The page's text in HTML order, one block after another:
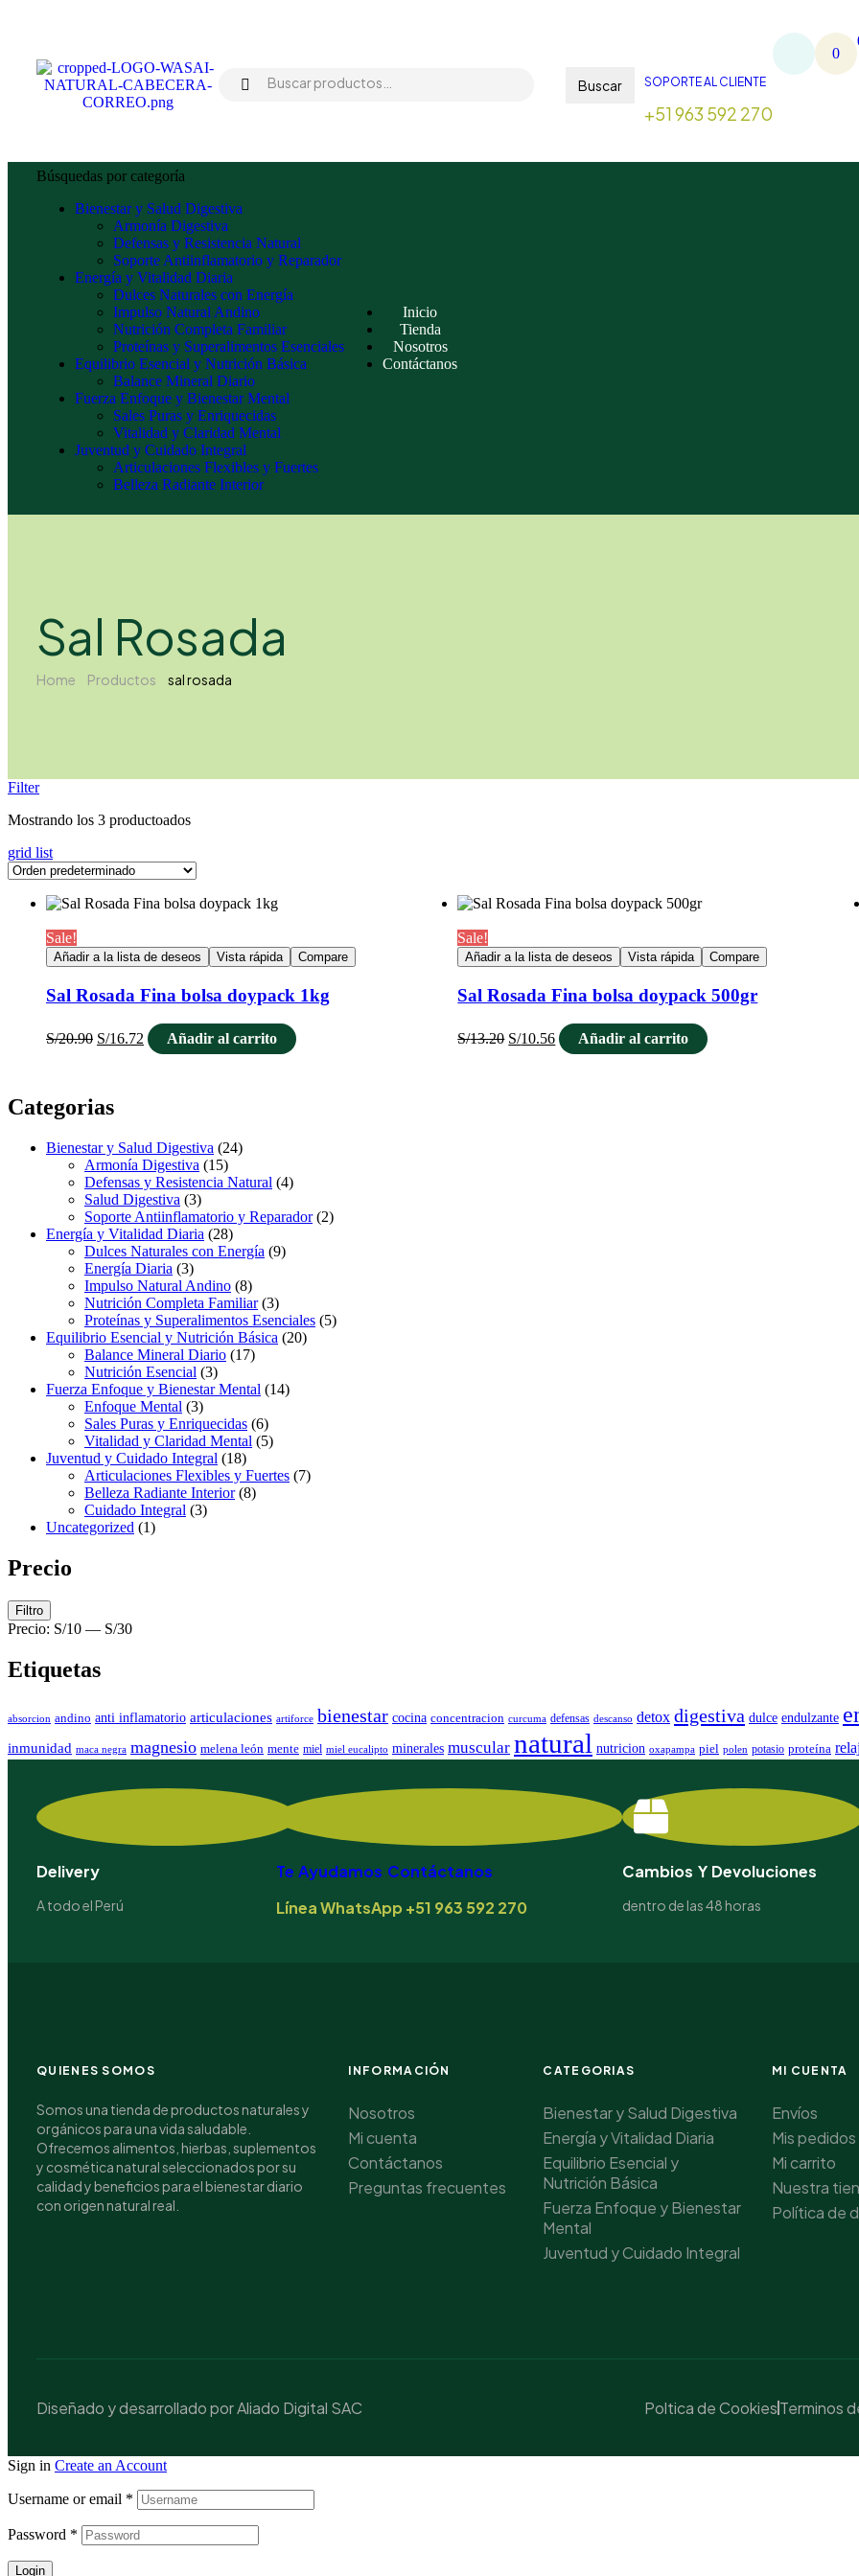
Buscar SOPORTE AL CLIENTE
+51 963 592 270
0
Búsquedas por categoría
Bienestar y Salud Digestiva
Armonía Digestiva
Defensas y Resistencia Natural
Soporte Antiinflamatorio y Reparador
Energía y Vitalidad Diaria
Dulces Naturales con Energía
Impulso Natural Andino
Nutrición Completa Familiar
Proteínas y Superalimentos Esenciales
Equilibrio Esencial y Nutrición Básica
Balance Mineral Diario
Fuerza Enfoque y Bienestar Mental
Sales Puras y Enriquecidas
Vitalidad y Claridad Mental
Juventud y Cuidado Integral
Articulaciones Flexibles y Fuertes
Belleza Radiante Interior
Inicio
Tienda
Nosotros
Contáctanos
Sal Rosada
Home Productos sal rosada
Filter
Mostrando los 3 productoados
grid list
Sale!
Añadir a la lista de deseos Vista rápida Compare
Sal Rosada Fina bolsa doypack 1kg
S/20.90 S/16.72 Añadir al carrito
Sale!
Añadir a la lista de deseos Vista rápida Compare
Sal Rosada Fina bolsa doypack 500gr
S/13.20 S/10.56 Añadir al carrito
Categorias
Bienestar y Salud Digestiva (24)
Armonía Digestiva (15)
Defensas y Resistencia Natural (4)
Salud Digestiva (3)
Soporte Antiinflamatorio y Reparador (2)
Energía y Vitalidad Diaria (28)
Dulces Naturales con Energía (9)
Energía Diaria (3)
Impulso Natural Andino (8)
Nutrición Completa Familiar (3)
Proteínas y Superalimentos Esenciales (5)
Equilibrio Esencial y Nutrición Básica (20)
Balance Mineral Diario (17)
Nutrición Esencial (3)
Fuerza Enfoque y Bienestar Mental (14)
Enfoque Mental (3)
Sales Puras y Enriquecidas (6)
Vitalidad y Claridad Mental (5)
Juventud y Cuidado Integral (18)
Articulaciones Flexibles y Fuertes (7)
Belleza Radiante Interior (8)
Cuidado Integral (3)
Uncategorized (1)
Precio
Filtro
Precio: S/10 — S/30
Etiquetas
absorcion andino anti inflamatorio articulaciones artiforce bienestar cocina concentracion curcuma defensas descanso detox digestiva dulce endulzante
inmunidad maca negra magnesio melena león mente miel miel eucalipto minerales muscular natural nutricion oxapampa piel polen potasio proteína
Delivery
A todo el Perú
Te Ayudamos Contáctanos
Línea WhatsApp +51 963 592 270
Cambios Y Devoluciones
dentro de las 48 horas
QUIENES SOMOS
Somos una tienda de productos naturales y
orgánicos para una vida saludable.
Ofrecemos alimentos, hierbas, suplementos
y cosmética natural seleccionados por su
calidad y beneficios para el bienestar diario
con origen natural real.
INFORMACIÓN
Nosotros
Mi cuenta
Contáctanos
Preguntas frecuentes
CATEGORIAS
Bienestar y Salud Digestiva
Energía y Vitalidad Diaria
Equilibrio Esencial y
Nutrición Básica
Fuerza Enfoque y Bienestar
Mental
Juventud y Cuidado Integral
MI CUENTA
Envíos
Mis pedidos
Mi carrito
Nuestra
Política de
Diseñado y desarrollado por Aliado Digital SAC Poltica de CookiesTerminos
Sign in Create an Account
Username or email *
Password *
Login